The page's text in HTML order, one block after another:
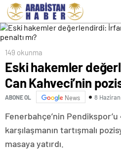
149 okunma
Eski hakemler
Can Kahveci’nin
ABONE OL News 8
Fenerbahçe’nin
karşılaşmanın tartışmalı
masaya yatırdı.